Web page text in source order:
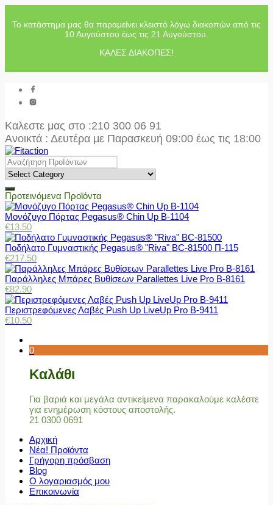
Το κατάστημα μας θα παραμείνει κλειστό λόγω διακοπών από τις
10 Αυγούστου έως τις 21 Αυγούστου.
ΚΑΛΕΣ ΔΙΑΚΟΠΕΣ!
Καλεστε μας στο :210 300 06 91
Ανοικτά : Δευτέρα με Παρασκευή 09:00 έως τις 18:00
Προτεινόμενα Προϊόντα
Μονόζυγο Πόρτας Pegasus® Chin Up Β-1104
€13.50
Ποδήλατο Γυμναστικής Pegasus® "Riva" BC-81500 Π-115
€217.50
Παράλληλες Μπάρες Βυθίσεων Parallettes Live Pro Β-8161
€82.90
Περιστρεφόμενες Λαβές Push Up LiveUp Pro Β-9411
€10.50
0
Καλάθι
Για βαριά και μεγάλα αντικείμενα παρακαλούμε καλέστε
για ενημέρωση κόστους αποστολής.
21 0300 0691
Αρχική
Νέα! Προϊόντα
Γρήγορη πρόσβαση
Blog
Ο λογαριασμός μου
Επικοινωνία